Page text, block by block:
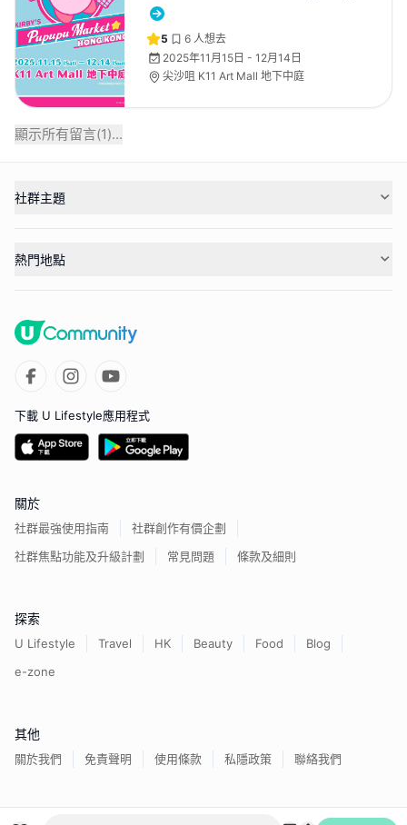
5 6 人想去
2025年11月15日 - 12月14日
尖沙咀 K11 Art Mall 地下中庭
顯示所有留言(1)...
社群主題
熱門地點
下載 U Lifestyle應用程式
關於
社群最強使用指南
社群創作有價企劃
社群焦點功能及升級計劃
常見問題 條款及細則
探索
U Lifestyle Travel HK Beauty Food
Blog
e-zone
其他
關於我們 免責聲明 使用條款 私隱政策 聯絡我們